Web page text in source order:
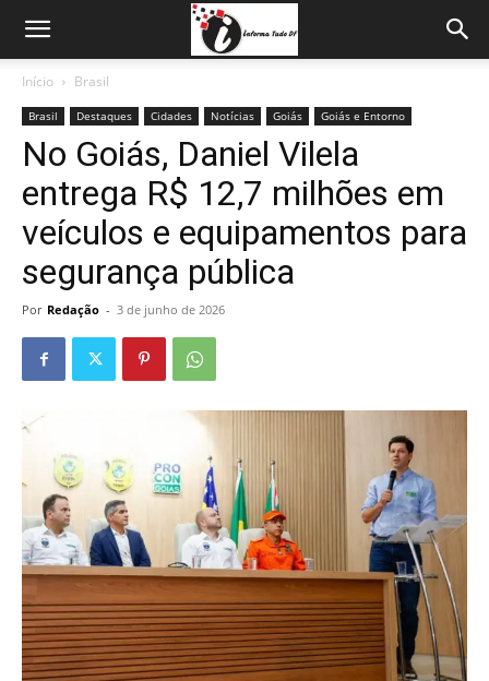
Início Brasil
Brasil Destaques Cidades Notícias Goiás Goiás e Entorno
No Goiás, Daniel Vilela
entrega R$ 12,7 milhões em
veículos e equipamentos para
segurança pública
Por Redação - 3 de junho de 2026